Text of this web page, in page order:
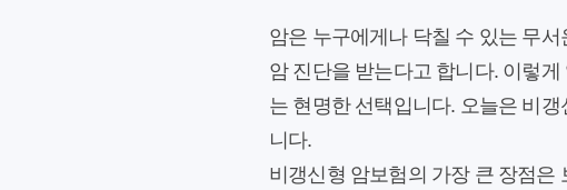
암은 누구에게나 닥칠 수 있는 무
암 진단을 받는다고 합니다. 이렇
는 현명한 선택입니다. 오늘은 비
니다.
비갱신형 암보험의 가장 큰 장점은